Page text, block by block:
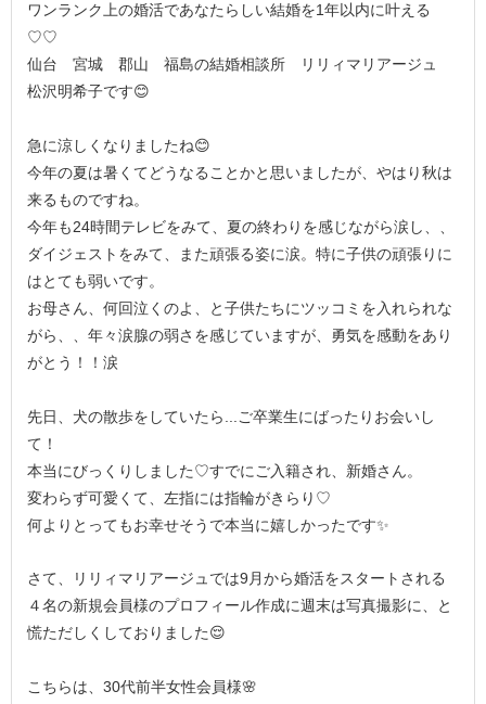
ワンランク上の婚活であなたらしい結婚を1年以内に叶える
♡♡
仙台 宮城 郡山 福島の結婚相談所 リリィマリアージュ
松沢明希子です😊
急に涼しくなりましたね😊
今年の夏は暑くてどうなることかと思いましたが、やはり秋は
来るものですね。
今年も24時間テレビをみて、夏の終わりを感じながら涙し、、
ダイジェストをみて、また頑張る姿に涙。特に子供の頑張りに
はとても弱いです。
お母さん、何回泣くのよ、と子供たちにツッコミを入れられな
がら、、年々涙腺の弱さを感じていますが、勇気を感動をあり
がとう！！涙
先日、犬の散歩をしていたら...ご卒業生にばったりお会いし
て！
本当にびっくりしました♡すでにご入籍され、新婚さん。
変わらず可愛くて、左指には指輪がきらり♡
何よりとってもお幸せそうで本当に嬉しかったです✨
さて、リリィマリアージュでは9月から婚活をスタートされる
４名の新規会員様のプロフィール作成に週末は写真撮影に、と
慌ただしくしておりました😌
こちらは、30代前半女性会員様🌸